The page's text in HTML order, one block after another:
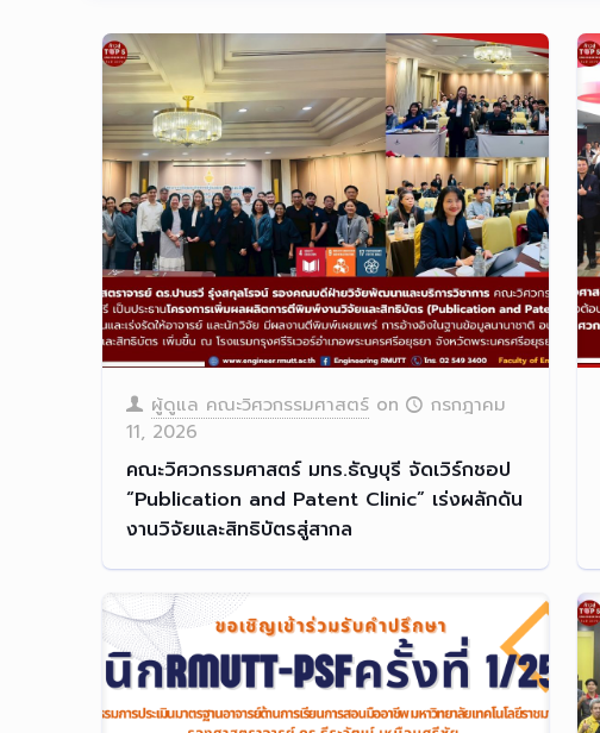
ผู้ดูแล คณะวิศวกรรมศาสตร์ on
กรกฎาคม
11, 2026
คณะวิศวกรรมศาสตร์ มทร.ธัญบุรี จัดเวิร์กชอป
“Publication and Patent Clinic” เร่งผลักดัน
งานวิจัยและสิทธิบัตรสู่สากล